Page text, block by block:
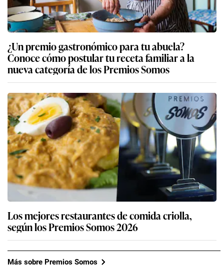
¿Un premio gastronómico para tu abuela?
Conoce cómo postular tu receta familiar a la
nueva categoría de los Premios Somos
Los mejores restaurantes de comida criolla,
según los Premios Somos 2026
Más sobre Premios Somos